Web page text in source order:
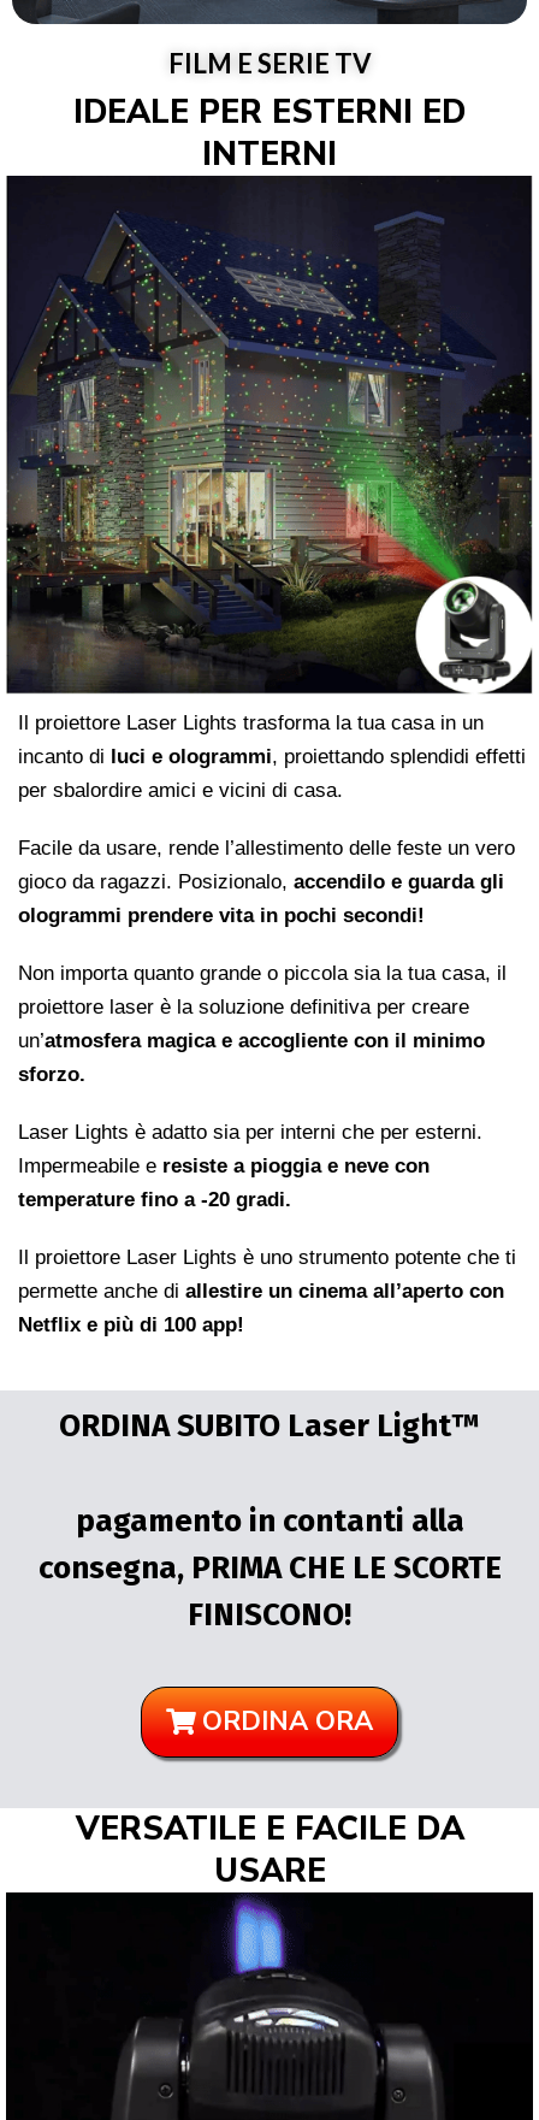
FILM E SERIE TV
IDEALE PER ESTERNI ED
INTERNI
Il proiettore Laser Lights trasforma la tua casa in un
incanto di luci e ologrammi, proiettando splendidi effetti
per sbalordire amici e vicini di casa.
Facile da usare, rende l’allestimento delle feste un vero
gioco da ragazzi. Posizionalo, accendilo e guarda gli
ologrammi prendere vita in pochi secondi!
Non importa quanto grande o piccola sia la tua casa, il
proiettore laser è la soluzione definitiva per creare
un’atmosfera magica e accogliente con il minimo
sforzo.
Laser Lights è adatto sia per interni che per esterni.
Impermeabile e resiste a pioggia e neve con
temperature fino a -20 gradi.
Il proiettore Laser Lights è uno strumento potente che ti
permette anche di allestire un cinema all’aperto con
Netflix e più di 100 app!
ORDINA SUBITO Laser Light™️
pagamento in contanti alla
consegna, PRIMA CHE LE SCORTE
FINISCONO!
ORDINA ORA
VERSATILE E FACILE DA
USARE